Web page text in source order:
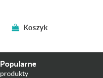
Koszyk
Popularne
produkty